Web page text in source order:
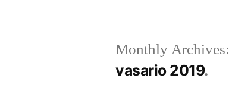
Monthly Archives:
vasario 2019